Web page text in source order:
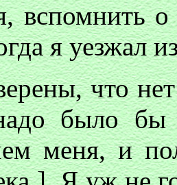
вспомнить
я уезжал
что
было бы
меня, и